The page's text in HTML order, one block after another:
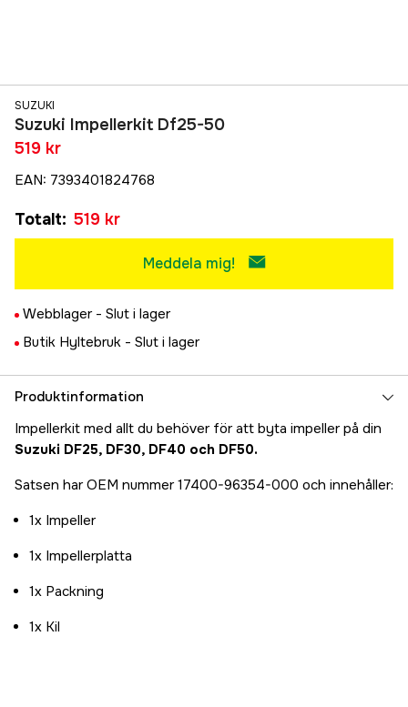
SUZUKI
Suzuki Impellerkit Df25-50
519 kr
EAN: 7393401824768
Totalt: 519 kr
Meddela mig!
Webblager - Slut i lager
Butik Hyltebruk - Slut i lager
Produktinformation
Impellerkit med allt du behöver för att byta impeller på din
Suzuki DF25, DF30, DF40 och DF50.
Satsen har OEM nummer 17400-96354-000 och innehåller:
1x Impeller
1x Impellerplatta
1x Packning
1x Kil